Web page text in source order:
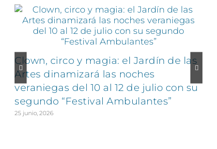
Clown, circo y magia: el Jardín de las
Artes dinamizará las noches
veraniegas del 10 al 12 de julio con su
segundo “Festival Ambulantes”
25 junio, 2026